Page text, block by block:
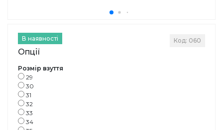
В наявності Код: 060
Опції
Розмір взуття
29
30
31
32
33
34